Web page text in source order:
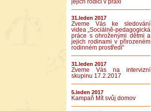
jejich rodiči v praxi
31.leden 2017
Zveme Vás ke sledování
videa „Sociálně-pedagogická
práce s ohroženými dětmi a
jejich rodinami v přirozeném
rodinném prostředí“
31.leden 2017
Zveme Vás na intervizní
skupinu 17.2.2017
5.leden 2017
Kampaň Mít svůj domov